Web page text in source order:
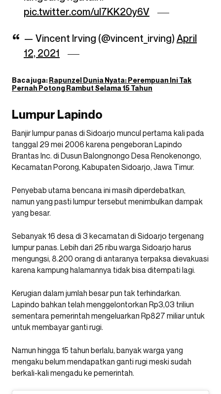
pic.twitter.com/uI7KK20y6V
— Vincent Irving (@vincent_irving) April
12, 2021
Baca juga:Rapunzel Dunia Nyata: Perempuan Ini Tak
Pernah Potong Rambut Selama 15 Tahun
Lumpur Lapindo
Banjir lumpur panas di Sidoarjo muncul pertama kali pada
tanggal 29 mei 2006 karena pengeboran Lapindo
Brantas Inc. di Dusun Balongnongo Desa Renokenongo,
Kecamatan Porong, Kabupaten Sidoarjo, Jawa Timur.
Penyebab utama bencana ini masih diperdebatkan,
namun yang pasti lumpur tersebut menimbulkan dampak
yang besar.
Sebanyak 16 desa di 3 kecamatan di Sidoarjo tergenang
lumpur panas. Lebih dari 25 ribu warga Sidoarjo harus
mengungsi, 8.200 orang di antaranya terpaksa dievakuasi
karena kampung halamannya tidak bisa ditempati lagi.
Kerugian dalam jumlah besar pun tak terhindarkan.
Lapindo bahkan telah menggelontorkan Rp3,03 triliun
sementara pemerintah mengeluarkan Rp827 miliar untuk
untuk membayar ganti rugi.
Namun hingga 15 tahun berlalu, banyak warga yang
mengaku belum mendapatkan ganti rugi meski sudah
berkali-kali mengadu ke pemerintah.